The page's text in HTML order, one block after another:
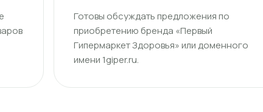
Готовы обсуждать предложения по
приобретению бренда «Первый
Гипермаркет Здоровья» или доменного
имени 1giper.ru.